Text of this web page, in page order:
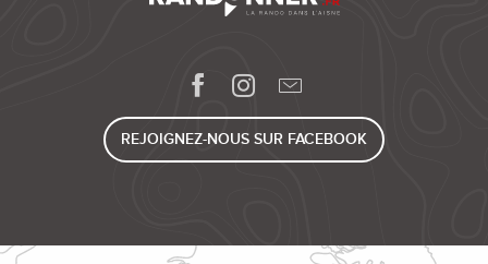
REJOIGNEZ-NOUS SUR FACEBOOK